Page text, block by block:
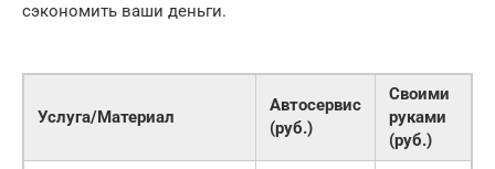
сэкономить ваши деньги.
Услуга/Материал
Автосервис
(руб.)
Своими
руками
(руб.)